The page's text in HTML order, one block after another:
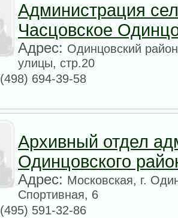
Администрация
Часцовское
Адрес:Одинцовский
улицы, стр.20
(498) 694-39-58
Архивный отдел
Одинцовского
Адрес:Московская, г.
Спортивная, 6
(495) 591-32-86